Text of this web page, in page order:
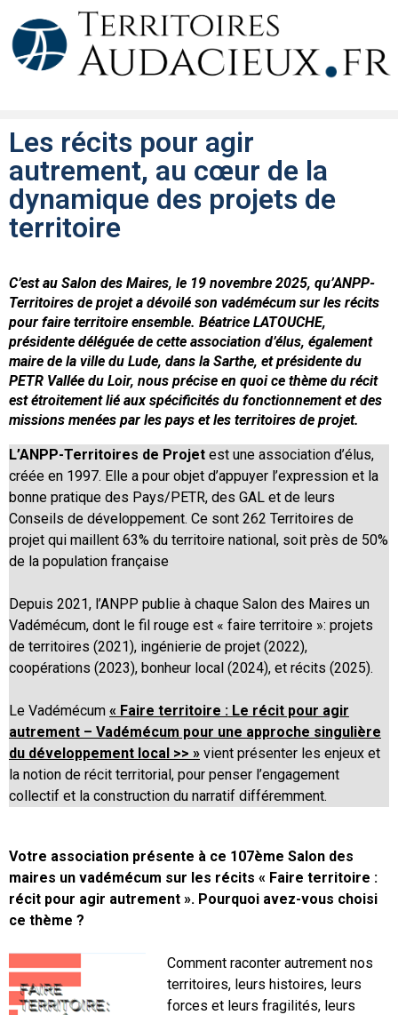
Les récits pour agir
autrement, au cœur de la
dynamique des projets de
territoire
C’est au Salon des Maires, le 19 novembre 2025, qu’ANPP-
Territoires de projet a dévoilé son vadémécum sur les récits
pour faire territoire ensemble. Béatrice LATOUCHE,
présidente déléguée de cette association d’élus, également
maire de la ville du Lude, dans la Sarthe, et présidente du
PETR Vallée du Loir, nous précise en quoi ce thème du récit
est étroitement lié aux spécificités du fonctionnement et des
missions menées par les pays et les territoires de projet.
L’ANPP-Territoires de Projet est une association d’élus,
créée en 1997. Elle a pour objet d’appuyer l’expression et la
bonne pratique des Pays/PETR, des GAL et de leurs
Conseils de développement. Ce sont 262 Territoires de
projet qui maillent 63% du territoire national, soit près de 50%
de la population française
Depuis 2021, l’ANPP publie à chaque Salon des Maires un
Vadémécum, dont le fil rouge est « faire territoire »: projets
de territoires (2021), ingénierie de projet (2022),
coopérations (2023), bonheur local (2024), et récits (2025).
Le Vadémécum « Faire territoire : Le récit pour agir
autrement – Vadémécum pour une approche singulière
du développement local >> » vient présenter les enjeux et
la notion de récit territorial, pour penser l’engagement
collectif et la construction du narratif différemment.
Votre association présente à ce 107ème Salon des
maires un vadémécum sur les récits « Faire territoire :
récit pour agir autrement ». Pourquoi avez-vous choisi
ce thème ?
Comment raconter autrement nos
territoires, leurs histoires, leurs
forces et leurs fragilités, leurs